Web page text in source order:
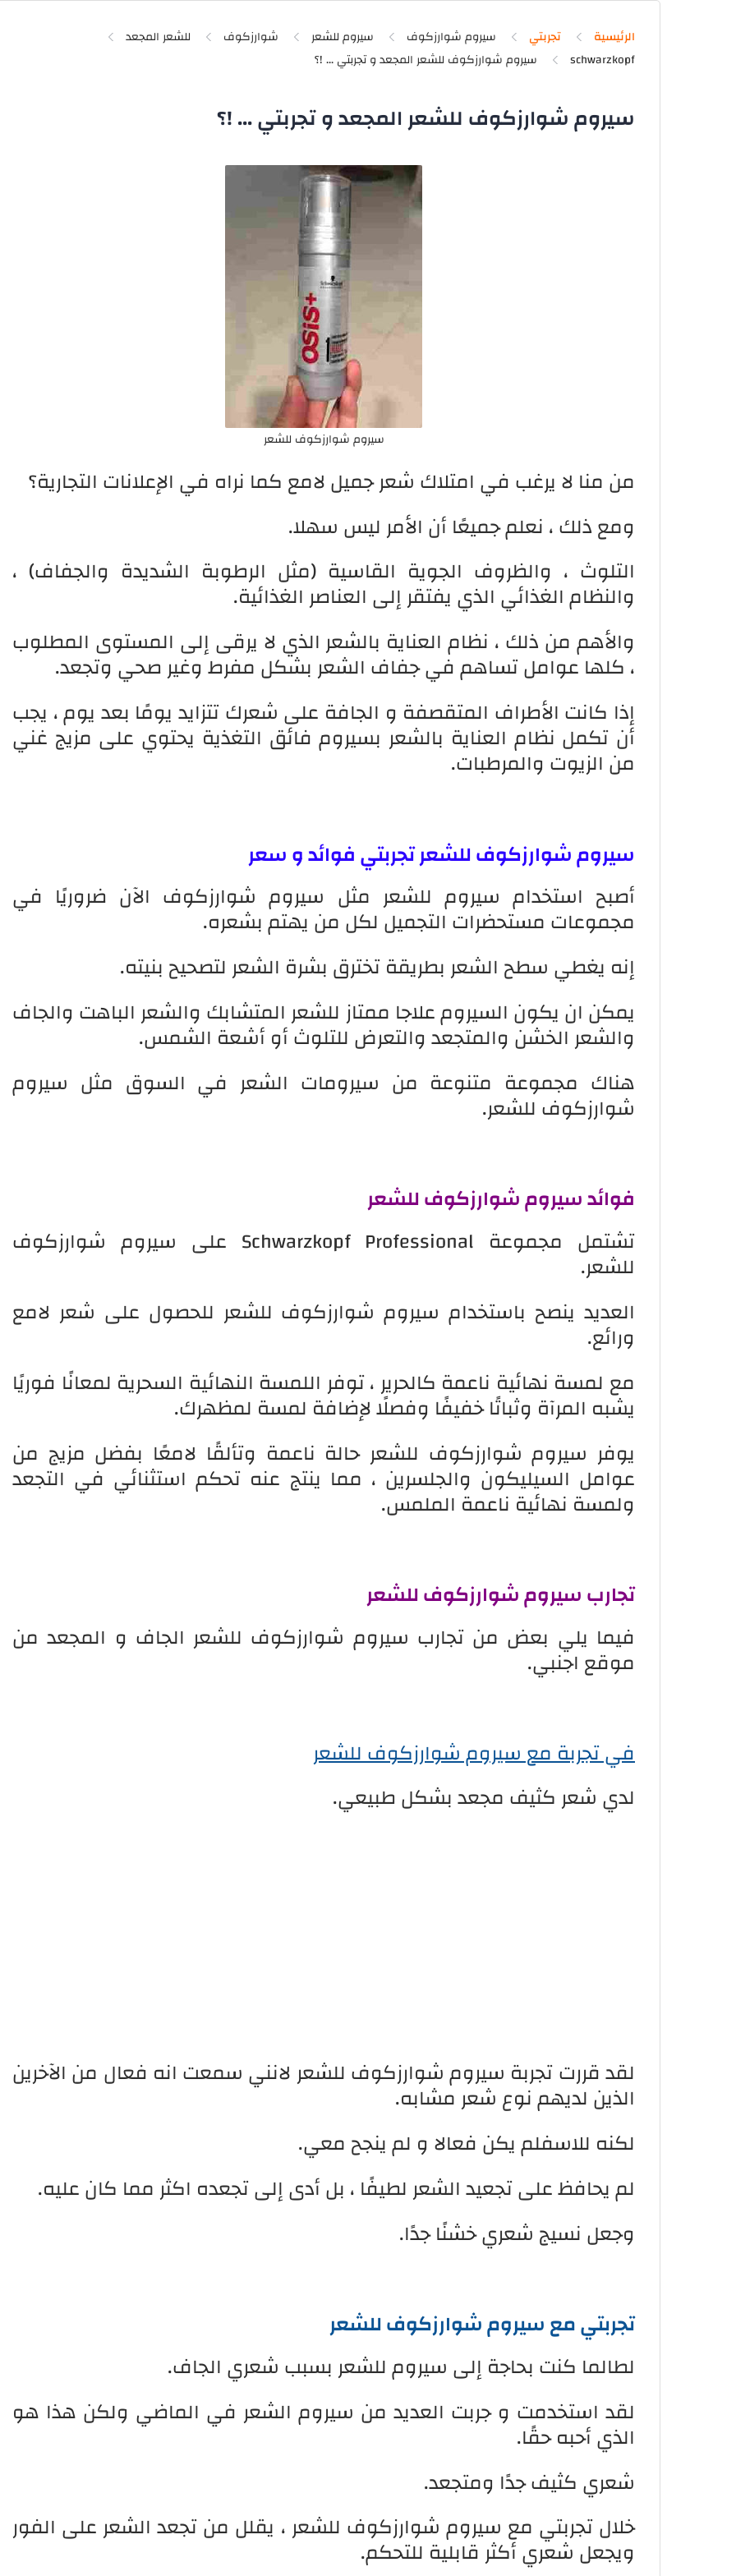
الرئيسية تجربتي سيروم شوارزكوف سيروم للشعر شوارزكوف
للشعر المجعد
schwarzkopf
سيروم شوارزكوف للشعر المجعد و تجربتي ... !؟
سيروم شوارزكوف للشعر
من منا لا يرغب في امتلاك شعر جميل لامع كما نراه في الإعلانات التجارية؟
ومع ذلك ، نعلم جميعًا أن الأمر ليس سهلا.
التلوث ، والظروف الجوية القاسية (مثل الرطوبة الشديدة والجفاف) ،
والنظام الغذائي الذي يفتقر إلى العناصر الغذائية.
والأهم من ذلك ، نظام العناية بالشعر الذي لا يرقى إلى المستوى المطلوب
، كلها عوامل تساهم في جفاف الشعر بشكل مفرط وغير صحي وتجعد.
إذا كانت الأطراف المتقصفة و الجافة على شعرك تتزايد يومًا بعد يوم ، يجب
أن تكمل نظام العناية بالشعر بسيروم فائق التغذية يحتوي على مزيج غني
من الزيوت والمرطبات.
سيروم شوارزكوف للشعر تجربتي فوائد و سعر
أصبح استخدام سيروم للشعر مثل سيروم شوارزكوف الآن ضروريًا في
مجموعات مستحضرات التجميل لكل من يهتم بشعره.
إنه يغطي سطح الشعر بطريقة تخترق بشرة الشعر لتصحيح بنيته.
يمكن ان يكون السيروم علاجا ممتاز للشعر المتشابك والشعر الباهت والجاف
والشعر الخشن والمتجعد والتعرض للتلوث أو أشعة الشمس.
هناك مجموعة متنوعة من سيرومات الشعر في السوق مثل سيروم
شوارزكوف للشعر.
فوائد سيروم شوارزكوف للشعر
تشتمل مجموعة Schwarzkopf Professional على سيروم شوارزكوف
للشعر.
العديد ينصح باستخدام سيروم شوارزكوف للشعر للحصول على شعر لامع
ورائع.
مع لمسة نهائية ناعمة كالحرير ، توفر اللمسة النهائية السحرية لمعانًا فوريًا
يشبه المرآة وثباتًا خفيفًا وفصلًا لإضافة لمسة لمظهرك.
يوفر سيروم شوارزكوف للشعر حالة ناعمة وتألقًا لامعًا بفضل مزيج من
عوامل السيليكون والجلسرين ، مما ينتج عنه تحكم استثنائي في التجعد
ولمسة نهائية ناعمة الملمس.
تجارب سيروم شوارزكوف للشعر
فيما يلي بعض من تجارب سيروم شوارزكوف للشعر الجاف و المجعد من
موقع اجنبي.
في تجربة مع سيروم شوارزكوف للشعر
لدي شعر كثيف مجعد بشكل طبيعي.
لقد قررت تجربة سيروم شوارزكوف للشعر لانني سمعت انه فعال من الآخرين
الذين لديهم نوع شعر مشابه.
لكنه للاسفلم يكن فعالا و لم ينجح معي.
لم يحافظ على تجعيد الشعر لطيفًا ، بل أدى إلى تجعده اكثر مما كان عليه.
وجعل نسيج شعري خشنًا جدًا.
تجربتي مع سيروم شوارزكوف للشعر
لطالما كنت بحاجة إلى سيروم للشعر بسبب شعري الجاف.
لقد استخدمت و جربت العديد من سيروم الشعر في الماضي ولكن هذا هو
الذي أحبه حقًا.
شعري كثيف جدًا ومتجعد.
خلال تجربتي مع سيروم شوارزكوف للشعر ، يقلل من تجعد الشعر على الفور
ويجعل شعري أكثر قابلية للتحكم.